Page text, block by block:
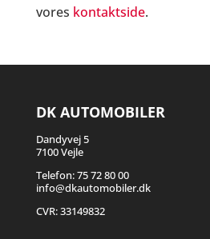
vores kontaktside.
DK AUTOMOBILER
Dandyvej 5
7100 Vejle
Telefon: 75 72 80 00
info@dkautomobiler.dk
CVR: 33149832